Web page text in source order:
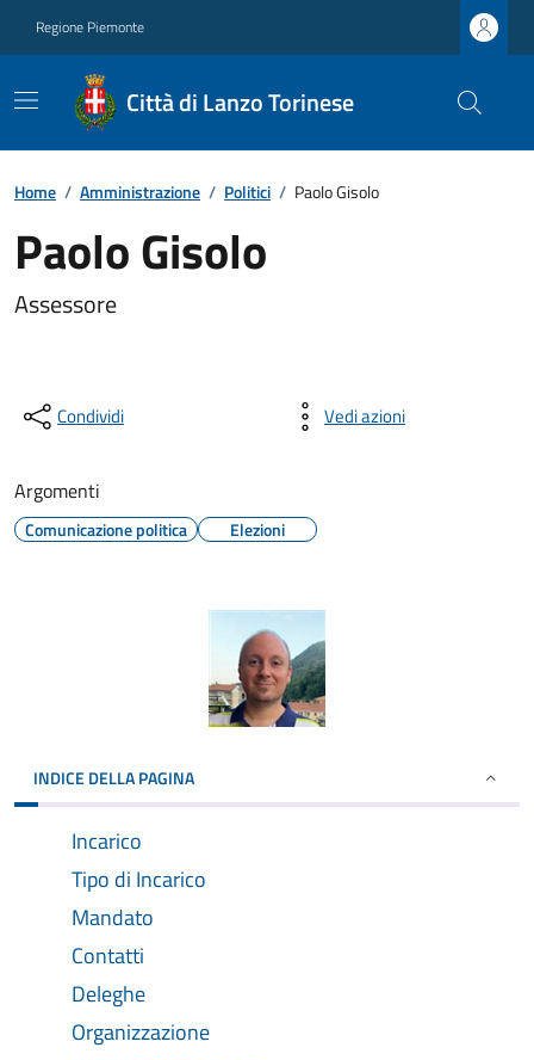
Regione Piemonte
Città di Lanzo Torinese
Home / Amministrazione / Politici / Paolo Gisolo
Paolo Gisolo
Assessore
Condividi Vedi azioni
Argomenti
Comunicazione politica Elezioni
INDICE DELLA PAGINA
Incarico
Tipo di Incarico
Mandato
Contatti
Deleghe
Organizzazione